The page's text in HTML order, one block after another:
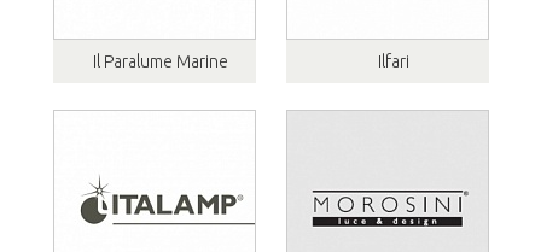
Il Paralume Marine Ilfari